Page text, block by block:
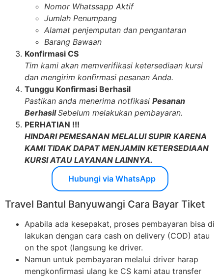
Nomor Whatssapp Aktif
Jumlah Penumpang
Alamat penjemputan dan pengantaran
Barang Bawaan
Konfirmasi CS
Tim kami akan memverifikasi ketersediaan kursi
dan mengirim konfirmasi pesanan Anda.
Tunggu Konfirmasi Berhasil
Pastikan anda menerima notfikasi Pesanan
BerhasilSebelum melakukan pembayaran.
PERHATIAN !!!
HINDARI PEMESANAN MELALUI SUPIR KARENA
KAMI TIDAK DAPAT MENJAMIN KETERSEDIAAN
KURSI ATAU LAYANAN LAINNYA.
Hubungi via WhatsApp
Travel Bantul Banyuwangi Cara Bayar Tiket
Apabila ada kesepakat, proses pembayaran bisa di
lakukan dengan cara cash on delivery (COD) atau
on the spot (langsung ke driver.
Namun untuk pembayaran melalui driver harap
mengkonfirmasi ulang ke CS kami atau transfer